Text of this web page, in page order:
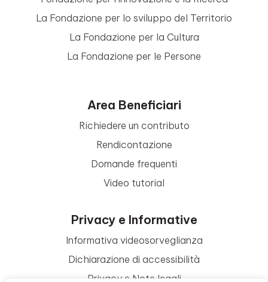
La Fondazione per lo sviluppo del Territorio
La Fondazione per la Cultura
La Fondazione per le Persone
Area Beneficiari
Richiedere un contributo
Rendicontazione
Domande frequenti
Video tutorial
Privacy e Informative
Informativa videosorveglianza
Dichiarazione di accessibilità
Privacy e Note legali